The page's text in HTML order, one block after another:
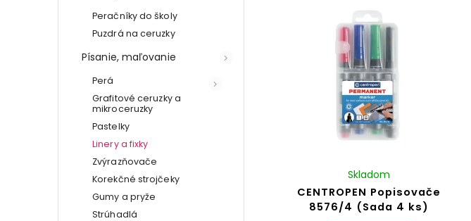
Peračníky do školy
Puzdrá na ceruzky
Písanie, maľovanie
Perá
Grafitové ceruzky a
mikroceruzky
Pastelky
Linery a fixky
Zvýrazňovače
Korekčné strojčeky
Gumy a pryže
Strúhadlá
CENTROPEN Popisovače
8576/4 (Sada 4 ks)
Skladom